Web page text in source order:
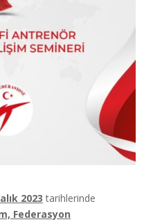
2023 tarihlerinde
Federasyon